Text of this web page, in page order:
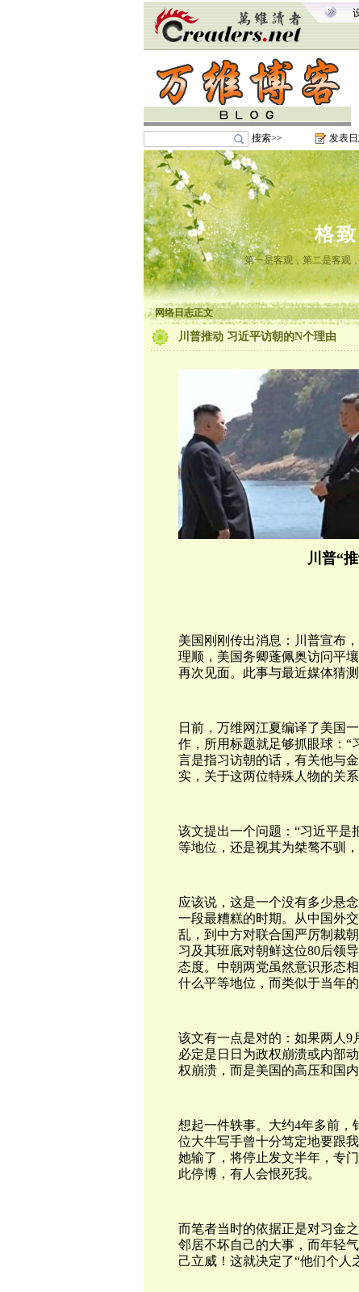
搜索>> 发表
格
第一是客观，第二是客观
网络日志正文
川普推动 习近平访朝的N个理由
川普“
美国刚刚传出消息：川普宣布
理顺，美国务卿蓬佩奥访问平
再次见面。此事与最近媒体猜
日前，万维网江夏编译了美国
作，所用标题就足够抓眼球：“
言是指习访朝的话，有关他与
实，关于这两位特殊人物的关
该文提出一个问题：“习近平是
等地位，还是视其为桀骜不驯
应该说，这是一个没有多少悬念
一段最糟糕的时期。从中国外
乱，到中方对联合国严厉制裁
习及其班底对朝鲜这位80后领
态度。中朝两党虽然意识形态
什么平等地位，而类似于当年
该文有一点是对的：如果两人9
必定是日日为政权崩溃或内部
权崩溃，而是美国的高压和国
想起一件轶事。大约4年多前，
位大牛写手曾十分笃定地要跟
她输了，将停止发文半年，专
此停博，有人会恨死我。
而笔者当时的依据正是对习金
邻居不坏自己的大事，而年轻
己立威！这就决定了“他们个人